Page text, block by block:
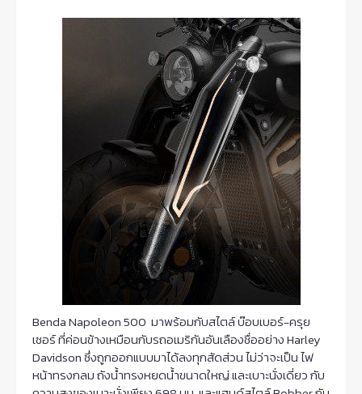
Benda Napoleon 500 มาพร้อมกับสไตล์ บ๊อบเบอร์-ครุย
เซอร์ ที่ค่อนข้างเหมือนกับรถอเมริกันอันเลืองชื่ออย่าง Harley
Davidson ซึ่งถูกออกแบบมาได้ลงทุกสัดส่วน ไม่ว่าจะเป็น ไฟ
หน้าทรงกลม ถังน้ำทรงหยดน้ำขนาดใหญ่ และเบาะนั่งเดี่ยว กับ